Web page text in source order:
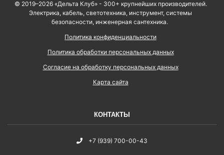
© 2019–2026 «Дельта Клуб» - 300+ крупнейших производителей.
Электрика, кабель, светотехника, инструмент, системы
безопасности, инженерная сантехника.
Политика конфиденциальности
Политика обработки персональных данных
Согласие на обработку персональных данных
Карта сайта
КОНТАКТЫ
+7 (939) 700-00-43